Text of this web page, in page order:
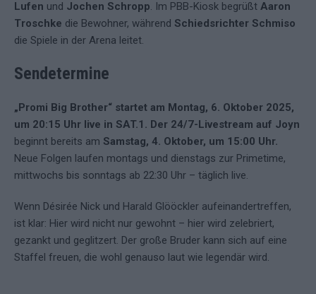
Lufen und Jochen Schropp. Im PBB-Kiosk begrüßt Aaron
Troschke die Bewohner, während Schiedsrichter Schmiso
die Spiele in der Arena leitet.
Sendetermine
„Promi Big Brother“ startet am Montag, 6. Oktober 2025,
um 20:15 Uhr live in SAT.1. Der 24/7-Livestream auf Joyn
beginnt bereits am Samstag, 4. Oktober, um 15:00 Uhr.
Neue Folgen laufen montags und dienstags zur Primetime,
mittwochs bis sonntags ab 22:30 Uhr – täglich live.
Wenn Désirée Nick und Harald Glööckler aufeinandertreffen,
ist klar: Hier wird nicht nur gewohnt – hier wird zelebriert,
gezankt und geglitzert. Der große Bruder kann sich auf eine
Staffel freuen, die wohl genauso laut wie legendär wird.